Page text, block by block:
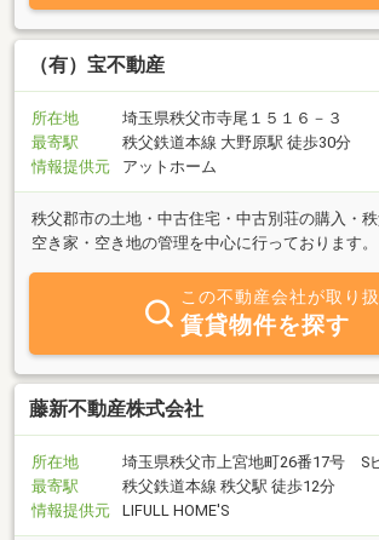
（有）宝不動産
所在地
埼玉県秩父市寺尾１５１６－３
最寄駅
秩父鉄道本線 大野原駅 徒歩30分
情報提供元
アットホーム
秩父郡市の土地・中古住宅・中古別荘の購入・
空き家・空き地の管理を中心に行っております。
この不動産会社が取り
賃貸物件を探す
藤新不動産株式会社
所在地
埼玉県秩父市上宮地町26番17号 S
最寄駅
秩父鉄道本線 秩父駅 徒歩12分
情報提供元
LIFULL HOME'S